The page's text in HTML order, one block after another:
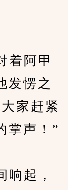
阿甲
发愣之
家赶紧
掌声！”
起，